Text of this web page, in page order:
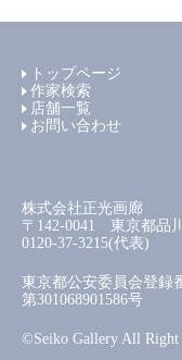
トップページ
作家検索
店舗一覧
お問い合わせ
株式会社正光画廊
〒142-0041 東京都品
0120-37-3215(代表)
東京都公安委員会登録
第301068901586号
©Seiko Gallery All Right